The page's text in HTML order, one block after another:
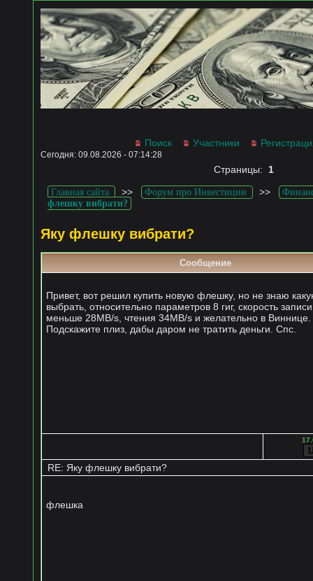
Поиск Участники
Сегодня: 09.08.2026 - 07:14:28
Страницы: 1
Главная сайта >> Форум про Инвестиции >>
флешку вибрати?
Яку флешку вибрати?
Сообщение
Привет, вот решил купить новую флешку, но не знаю
выбрать, относительно параметров 8 гиг, скорость
меньше 28MB/s, чтения 34MB/s и желательно в Виннице.
Подскажите плиз, дабы даром не тратить деньги. Спс.
RE: Яку флешку вибрати?
флешка